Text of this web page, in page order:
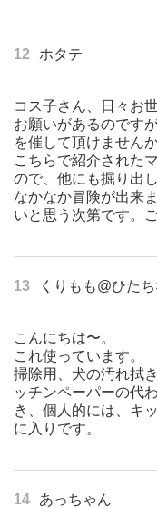
12 ホタテ
コス子さん、日々お
お願いがあるのです
を催して頂けません
こちらで紹介された
ので、他にも掘り出
なかなか冒険が出来
いと思う次第です。
13 くりもも@ひた
こんにちは〜。
これ使っています。
掃除用、犬の汚れ拭
ッチンペーパーの代
き、個人的には、キ
に入りです。
14 あっちゃん